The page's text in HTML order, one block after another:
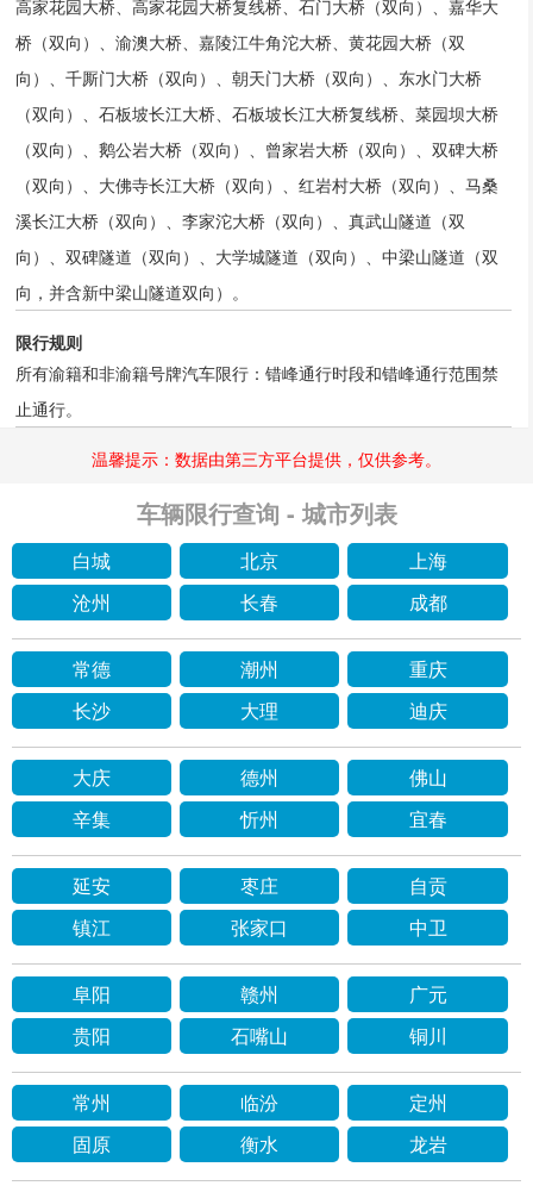
高家花园大桥、高家花园大桥复线桥、石门大桥（双向）、嘉华大
桥（双向）、渝澳大桥、嘉陵江牛角沱大桥、黄花园大桥（双
向）、千厮门大桥（双向）、朝天门大桥（双向）、东水门大桥
（双向）、石板坡长江大桥、石板坡长江大桥复线桥、菜园坝大桥
（双向）、鹅公岩大桥（双向）、曾家岩大桥（双向）、双碑大桥
（双向）、大佛寺长江大桥（双向）、红岩村大桥（双向）、马桑
溪长江大桥（双向）、李家沱大桥（双向）、真武山隧道（双
向）、双碑隧道（双向）、大学城隧道（双向）、中梁山隧道（双
向，并含新中梁山隧道双向）。
限行规则
所有渝籍和非渝籍号牌汽车限行：错峰通行时段和错峰通行范围禁
止通行。
温馨提示：数据由第三方平台提供，仅供参考。
车辆限行查询 - 城市列表
白城 北京
上海
沧州
长春 成都
常德 潮州
重庆
长沙
大理 迪庆
大庆 德州
佛山
辛集
忻州 宜春
延安 枣庄
自贡
镇江
张家口 中卫
阜阳 赣州
广元
贵阳
石嘴山 铜川
常州 临汾
定州
固原
衡水 龙岩